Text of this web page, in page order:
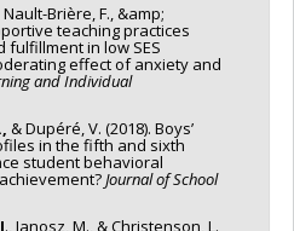
Nault-Brière, F., &amp;
teaching practices
in low SES
effect of anxiety and
and Individual
& Dupéré, V. (2018). Boys’
in the fifth and sixth
student behavioral
Journal of School
., Janosz, M., & Christenson, L.